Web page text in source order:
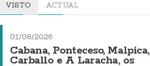
VISTO ACTUAL
01/08/2026
Cabana, Ponteceso, Malpica,
Carballo e A Laracha, os